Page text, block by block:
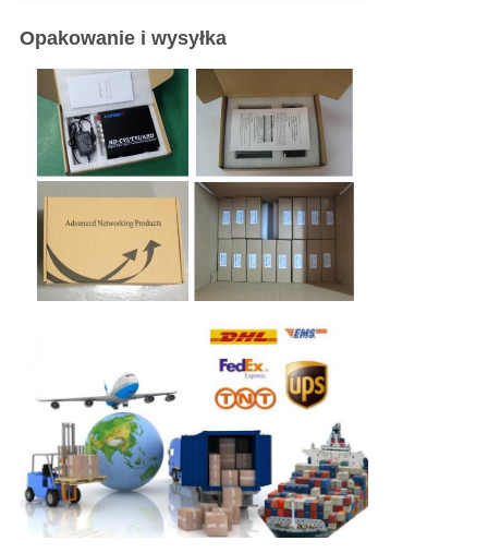
Opakowanie i wysyłka